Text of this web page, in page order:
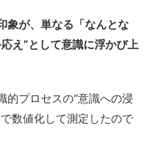
象が、単なる「なんとな
え”として意識に浮かび上
的プロセスの“意識への浸
数値化して測定したので